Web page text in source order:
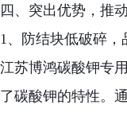
四、突出优势，推
1、防结块低破碎，
江苏博鸿碳酸钾专
了碳酸钾的特性。